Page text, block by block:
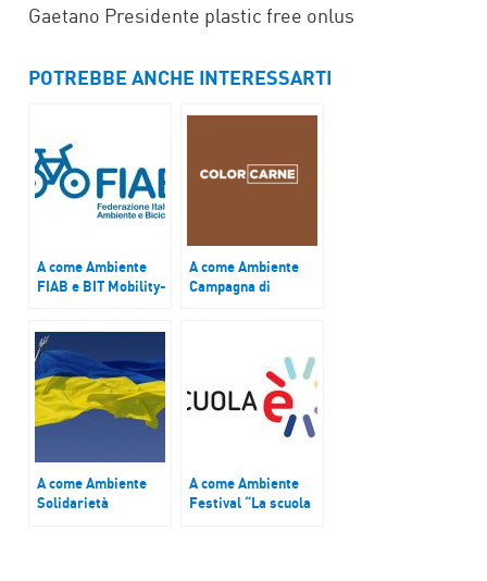
Gaetano Presidente plastic free onlus
POTREBBE ANCHE INTERESSARTI
A come Ambiente
FIAB e BIT Mobility-
A come Ambiente
Campagna di
A come Ambiente
Solidarietà
A come Ambiente
Festival “La scuola